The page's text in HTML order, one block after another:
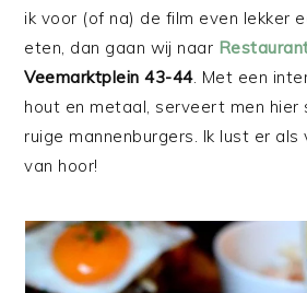
ik voor (of na) de film even lekker
eten, dan gaan wij naar
Veemarktplein 43-44. Met een
hout en metaal, serveert men hier
ruige mannenburgers. Ik lust er
van hoor!